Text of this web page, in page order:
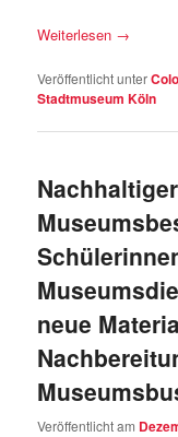
Weiterlesen →
Veröffentlicht unter
Stadtmuseum Köln
Nachhaltiger
neue
Veröffentlicht am